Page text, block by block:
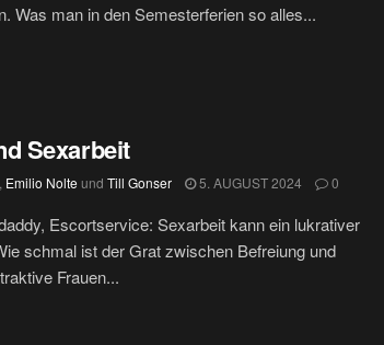
Was man in den Semesterferien so alles...
Sexarbeit
, Emilio Nolte und Till Gonser 5. AUGUST 2024 0
Escortservice: Sexarbeit kann ein lukrativer
schmal ist der Grat zwischen Befreiung und
Frauen...